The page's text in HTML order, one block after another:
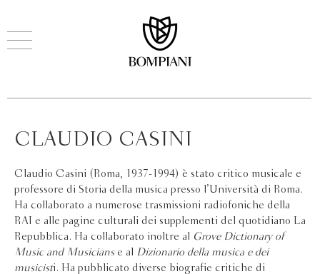
CLAUDIO CASINI
Claudio Casini (Roma, 1937-1994) è stato critico musicale e
professore di Storia della musica presso l’Università di Roma.
Ha collaborato a numerose trasmissioni radiofoniche della
RAI e alle pagine culturali dei supplementi del quotidiano La
Repubblica. Ha collaborato inoltre al Grove Dictionary of
Music and Musicianse al
Dizionario della musica e dei
musicisti. Ha pubblicato diverse biografie critiche di